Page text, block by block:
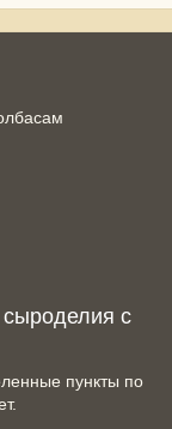
с
пункты по